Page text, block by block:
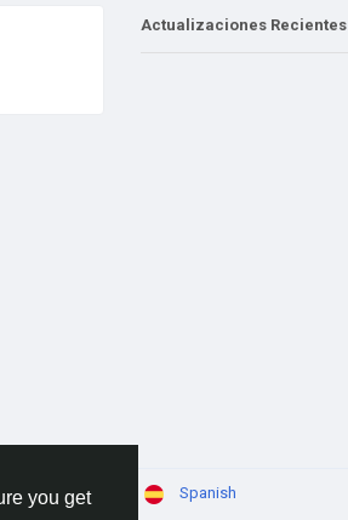
you get
Actualizaciones Recientes
аниме сеть! Spanish